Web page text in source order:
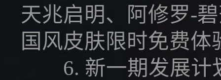
天兆启明、阿修罗-
国风皮肤限时免费
6. 新一期发展计